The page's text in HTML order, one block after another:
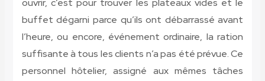
ouvrir, c’est pour trouver les plateaux vides et le
buffet dégarni parce qu’ils ont débarrassé avant
l’heure, ou encore, événement ordinaire, la ration
suffisante à tous les clients n’a pas été prévue. Ce
personnel hôtelier, assigné aux mêmes tâches